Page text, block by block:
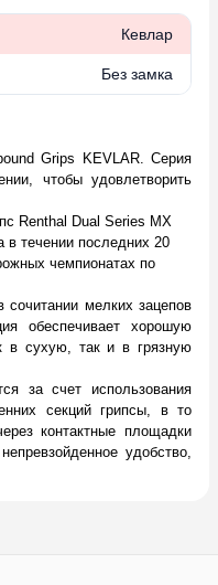
Кевлар
Без замка
Grips KEVLAR. Серия
чтобы удовлетворить
Renthal Dual Series MX
в течении последних 20
чемпионатах по
мелких зацепов
обеспечивает хорошую
в сухую, так и в грязную
за счет использования
секций грипсы, в то
контактные площадки
удобство,